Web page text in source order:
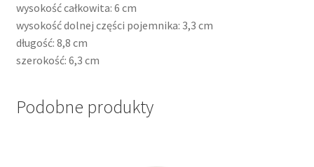
wysokość całkowita: 6 cm
wysokość dolnej części pojemnika: 3,3 cm
długość: 8,8 cm
szerokość: 6,3 cm
Podobne produkty